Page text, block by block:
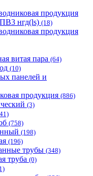
продукция
нгд(ls) (18)
продукция
витая пара (64)
(10)
панелей и
продукция (886)
(3)
(758)
(198)
(196)
трубы (348)
труба (0)